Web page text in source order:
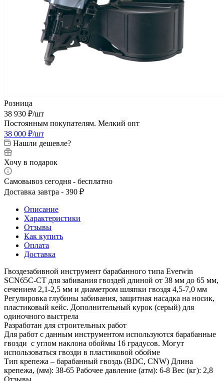
Розница
38 930 ₽/шт
Постоянным покупателям. Мелкий опт
38 000 ₽/шт
Нашли дешевле?
Хочу в подарок
Самовывоз сегодня - бесплатно
Доставка завтра - 390 ₽
Описание
Характеристики
Отзывы
Как купить
Оплата
Доставка
Гвоздезабивной инструмент барабанного типа Everwin
SCN65C-CT для забивания гвоздей длиной от 38 мм до 65 мм,
сечением 2,1-2,5 мм и диаметром шляпки гвоздя 4,5-7,0 мм
Регулировка глубины забивания, защитная насадка на носик,
пластиковый кейс. Дополнительный курок (серый) для
одиночного выстрела
Разработан для строительных работ
Для работ с данным инструментом используются барабанные
гвозди с углом наклона обоймы 16 градусов. Могут
использоваться гвозди в пластиковой обойме
Тип крепежа – барабанный гвоздь (BDC, CNW) Длина
крепежа, (мм): 38-65 Рабочее давление (атм): 6-8 Вес (кг): 2,8
Отзывы